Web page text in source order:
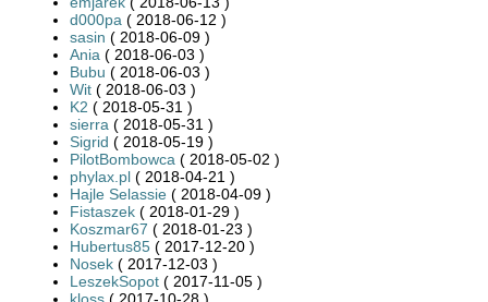
d000pa ( 2018-06-12 )
sasin ( 2018-06-09 )
Ania ( 2018-06-03 )
Bubu ( 2018-06-03 )
Wit ( 2018-06-03 )
K2 ( 2018-05-31 )
sierra ( 2018-05-31 )
Sigrid ( 2018-05-19 )
PilotBombowca ( 2018-05-02 )
phylax.pl ( 2018-04-21 )
Hajle Selassie ( 2018-04-09 )
Fistaszek ( 2018-01-29 )
Koszmar67 ( 2018-01-23 )
Hubertus85 ( 2017-12-20 )
Nosek ( 2017-12-03 )
LeszekSopot ( 2017-11-05 )
kloss ( 2017-10-28 )